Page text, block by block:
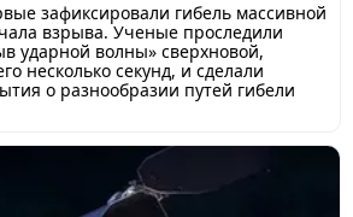
зафиксировали гибель массивной
взрыва. Ученые проследили
ударной волны» сверхновой,
несколько секунд, и сделали
о разнообразии путей гибели